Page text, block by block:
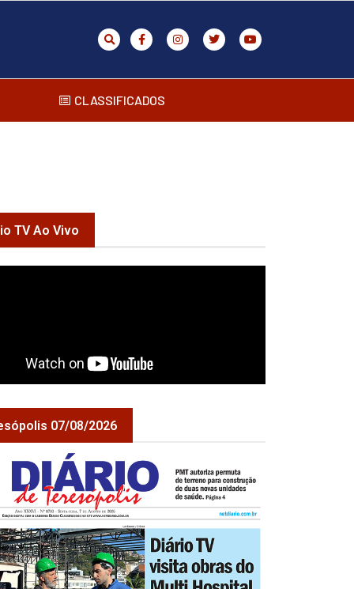
CLASSIFICADOS
TV Ao Vivo
07/08/2026